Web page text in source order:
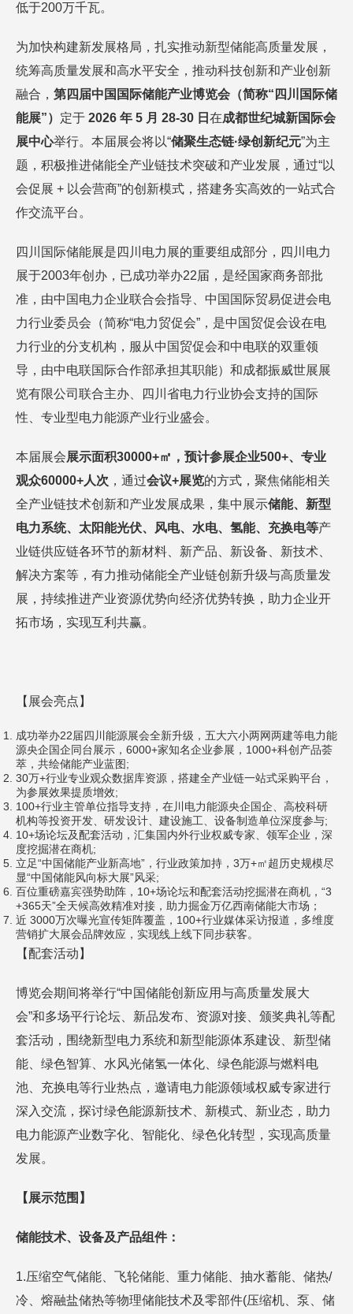
低于200万千瓦。
为加快构建新发展格局，扎实推动新型储能高质量发展，
统筹高质量发展和高水平安全，推动科技创新和产业创新
融合， 第四届中国国际储能产业博览会（简称“四川国际储
能展”） 定于 2026 年 5 月 28-30 日 在成都世纪城新国际会
展中心举行。本届展会将以“储聚生态链·绿创新纪元”为主
题，积极推进储能全产业链技术突破和产业发展，通过“以
会促展 + 以会营商”的创新模式，搭建务实高效的一站式合
作交流平台。
四川国际储能展是四川电力展的重要组成部分，四川电力
展于2003年创办，已成功举办22届，是经国家商务部批
准，由中国电力企业联合会指导、中国国际贸易促进会电
力行业委员会（简称“电力贸促会”，是中国贸促会设在电
力行业的分支机构，服从中国贸促会和中电联的双重领
导，由中电联国际合作部承担其职能）和成都振威世展展
览有限公司联合主办、四川省电力行业协会支持的国际
性、专业型电力能源产业行业盛会。
本届展会展示面积30000+㎡，预计参展企业500+、专业
观众60000+人次 ，通过会议+展览的方式，聚焦储能相关
全产业链技术创新和产业发展成果，集中展示储能、新型
电力系统、太阳能光伏、风电、水电、氢能、充换电等产
业链供应链各环节的新材料、新产品、新设备、新技术、
解决方案等，有力推动储能全产业链创新升级与高质量发
展，持续推进产业资源优势向经济优势转换，助力企业开
拓市场，实现互利共赢。
【展会亮点】
成功举办22届四川能源展会全新升级，五大六小两网两建等电力能
源央企国企同台展示，6000+家知名企业参展，1000+科创产品荟
萃，共绘储能产业蓝图;
30万+行业专业观众数据库资源，搭建全产业链一站式采购平台，
为参展效果提质增效;
100+行业主管单位指导支持，在川电力能源央企国企、高校科研
机构等投资开发、研发设计、建设施工、设备制造单位深度参与;
10+场论坛及配套活动，汇集国内外行业权威专家、领军企业，深
度挖掘潜在商机;
立足“中国储能产业新高地”，行业政策加持，3万+㎡超历史规模尽
显“中国储能风向标大展”风采;
百位重磅嘉宾强势助阵，10+场论坛和配套活动挖掘潜在商机，“3
+365天”全天候高效精准对接，助力掘金万亿西南储能大市场；
近 3000万次曝光宣传矩阵覆盖，100+行业媒体采访报道，多维度
营销扩大展会品牌效应，实现线上线下同步获客。
【配套活动】
博览会期间将举行“中国储能创新应用与高质量发展大
会”和多场平行论坛、新品发布、资源对接、颁奖典礼等配
套活动，围绕新型电力系统和新型能源体系建设、新型储
能、绿色智算、水风光储氢一体化、绿色能源与燃料电
池、充换电等行业热点，邀请电力能源领域权威专家进行
深入交流，探讨绿色能源新技术、新模式、新业态，助力
电力能源产业数字化、智能化、绿色化转型，实现高质量
发展。
【展示范围】
储能技术、设备及产品组件：
1.压缩空气储能、飞轮储能、重力储能、抽水蓄能、储热/
冷、熔融盐储热等物理储能技术及零部件(压缩机、泵、储